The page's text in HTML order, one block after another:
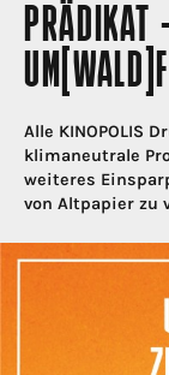
PRÄDIKAT
Alle KINOPOLIS
klimaneutrale
weiteres
von Altpapier zu